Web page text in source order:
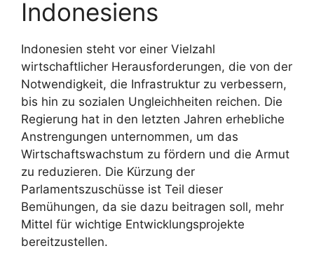
Indonesiens
Indonesien steht vor einer Vielzahl
wirtschaftlicher Herausforderungen, die von der
Notwendigkeit, die Infrastruktur zu verbessern,
bis hin zu sozialen Ungleichheiten reichen. Die
Regierung hat in den letzten Jahren erhebliche
Anstrengungen unternommen, um das
Wirtschaftswachstum zu fördern und die Armut
zu reduzieren. Die Kürzung der
Parlamentszuschüsse ist Teil dieser
Bemühungen, da sie dazu beitragen soll, mehr
Mittel für wichtige Entwicklungsprojekte
bereitzustellen.